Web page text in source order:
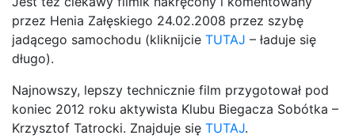
przez Henia Załęskiego 24.02.2008 przez szybę
jadącego samochodu (kliknijcie TUTAJ – ładuje się
długo).
Najnowszy, lepszy technicznie film przygotował pod
koniec 2012 roku aktywista Klubu Biegacza Sobótka –
Krzysztof Tatrocki. Znajduje się TUTAJ.